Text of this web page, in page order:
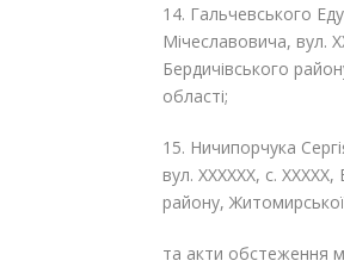
14. Гальчевського
Мічеславовича, вул.
Бердичівського
області;
15. Ничипорчука
вул. ХХХХХХ, с. ХХХХХ,
району,
та акти обстеження